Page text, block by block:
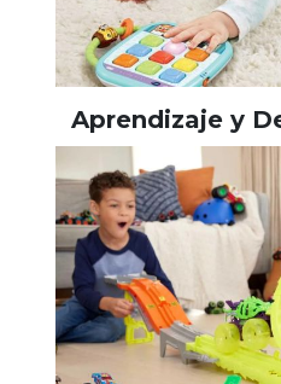
Aprendizaje y